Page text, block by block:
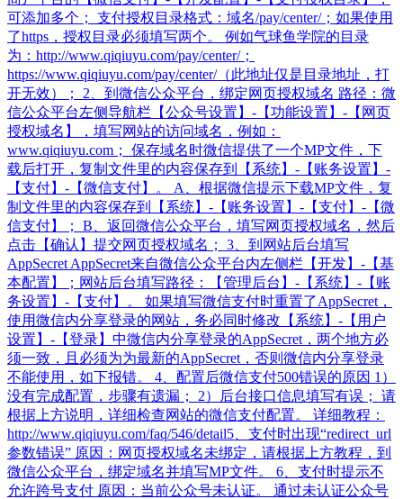
可添加多个； 支付授权目录格式：域名/pay/center/；如果使用
了https，授权目录必须填写两个。 例如气球鱼学院的目录
为：http://www.qiqiuyu.com/pay/center/；
https://www.qiqiuyu.com/pay/center/（此地址仅是目录地址，打
开无效）； 2、到微信公众平台，绑定网页授权域名 路径：微
信公众平台左侧导航栏【公众号设置】-【功能设置】-【网页
授权域名】，填写网站的访问域名，例如：
www.qiqiuyu.com； 保存域名时微信提供了一个MP文件，下
载后打开，复制文件里的内容保存到【系统】-【账务设置】-
【支付】-【微信支付】。 A、根据微信提示下载MP文件，复
制文件里的内容保存到【系统】-【账务设置】-【支付】-【微
信支付】； B、返回微信公众平台，填写网页授权域名，然后
点击【确认】提交网页授权域名； 3、到网站后台填写
AppSecret AppSecret来自微信公众平台内左侧栏【开发】-【基
本配置】；网站后台填写路径：【管理后台】-【系统】-【账
务设置】-【支付】。 如果填写微信支付时重置了AppSecret，
使用微信内分享登录的网站，务必同时修改【系统】-【用户
设置】-【登录】中微信内分享登录的AppSecret，两个地方必
须一致，且必须为为最新的AppSecret，否则微信内分享登录
不能使用，如下报错。 4、配置后微信支付500错误的原因 1）
没有完成配置，步骤有遗漏； 2）后台接口信息填写有误； 请
根据上方说明，详细检查网站的微信支付配置。 详细教程：
http://www.qiqiuyu.com/faq/546/detail​ 5、支付时出现“redirect_url
参数错误” 原因：网页授权域名未绑定，请根据上方教程，到
微信公众平台，绑定域名并填写MP文件。 6、支付时提示不
允许跨号支付 原因：当前公众号未认证。 通过未认证公众号